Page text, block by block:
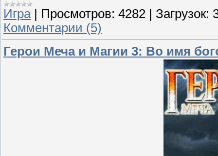
Игра| Просмотров: 4282 Загрузок:
Комментарии (5)
Герои Меча и Магии 3: Во имя